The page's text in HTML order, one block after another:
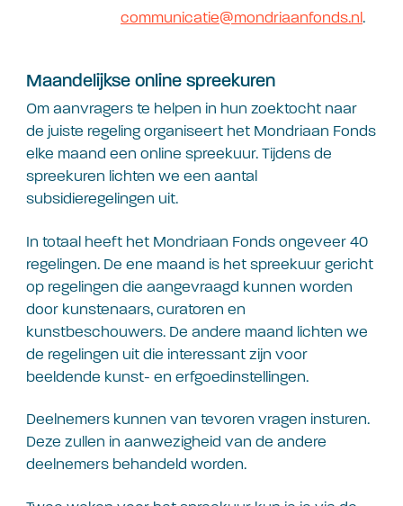
communicatie@mondriaanfonds.nl.
Maandelijkse online spreekuren
Om aanvragers te helpen in hun zoektocht naar
de juiste regeling organiseert het Mondriaan Fonds
elke maand een online spreekuur. Tijdens de
spreekuren lichten we een aantal
subsidieregelingen uit.
In totaal heeft het Mondriaan Fonds ongeveer 40
regelingen. De ene maand is het spreekuur gericht
op regelingen die aangevraagd kunnen worden
door kunstenaars, curatoren en
kunstbeschouwers. De andere maand lichten we
de regelingen uit die interessant zijn voor
beeldende kunst- en erfgoedinstellingen.
Deelnemers kunnen van tevoren vragen insturen.
Deze zullen in aanwezigheid van de andere
deelnemers behandeld worden.